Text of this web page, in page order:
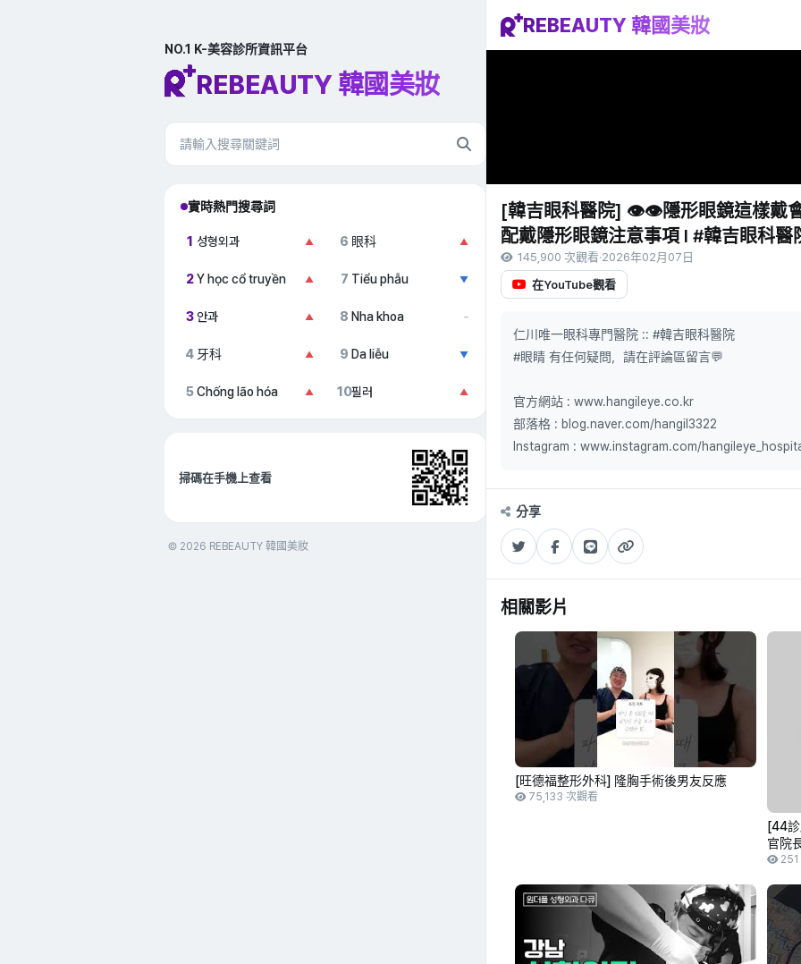
NO.1 K-美容診所資訊平台
REBEAUTY 韓國美妝
實時熱門搜尋詞
1 성형외과 ▲
2 Y học cổ truyền ▲
3 안과 ▲
4 牙科 ▲
5 Chống lão hóa ▲
6 眼科 ▲
7 Tiểu phẫu ▼
8 Nha khoa –
9 Da liễu ▼
10필러 ▲
掃碼在手機上查看
© 2026 REBEAUTY 韓國美妝
REBEAUTY 韓國美妝
[韓吉眼科醫院] 👁👁隱形眼鏡這樣戴
配戴隱形眼鏡注意事項 I #韓吉眼科醫
145,900 次觀看·2026年02月07日
在YouTube觀看
仁川唯一眼科專門醫院 :: #韓吉眼科醫院
#眼睛 有任何疑問，請在評論區留言💬
官方網站 : www.hangileye.co.kr
部落格 : blog.naver.com/hangil3322
Instagram : www.instagram.com/
分享
相關影片
[旺德福整形外科] 隆胸手術後男友反應
75,133 次觀看
[44
官院
準251